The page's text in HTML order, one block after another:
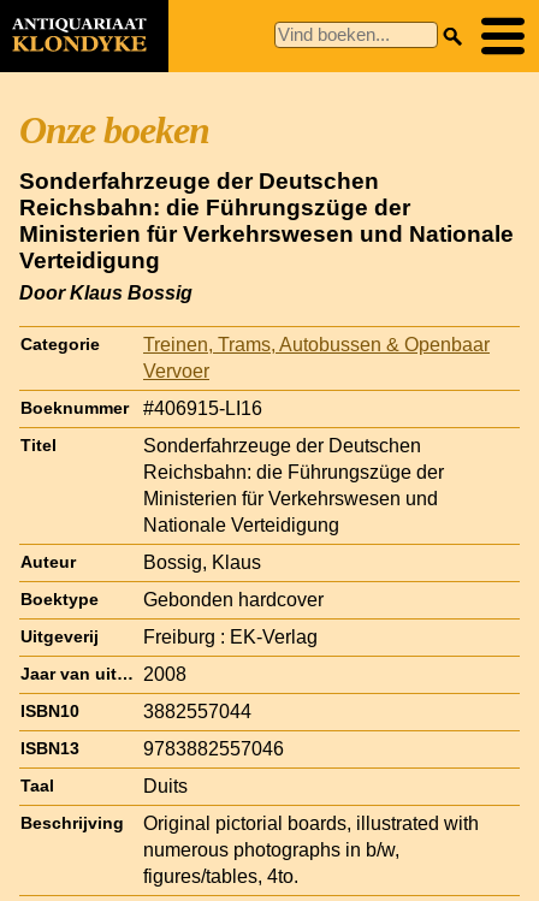
Onze boeken
Sonderfahrzeuge der Deutschen
Reichsbahn: die Führungszüge der
Ministerien für Verkehrswesen und Nationale
Verteidigung
Door Klaus Bossig
Categorie
Treinen, Trams, Autobussen & Openbaar
Vervoer
Boeknummer #406915-LI16
Titel
Sonderfahrzeuge der Deutschen
Reichsbahn: die Führungszüge der
Ministerien für Verkehrswesen und
Nationale Verteidigung
Auteur Bossig, Klaus
Boektype Gebonden hardcover
Uitgeverij Freiburg : EK-Verlag
Jaar van uitgave 2008
ISBN10 3882557044
ISBN13 9783882557046
Taal Duits
Beschrijving
Original pictorial boards, illustrated with
numerous photographs in b/w,
figures/tables, 4to.